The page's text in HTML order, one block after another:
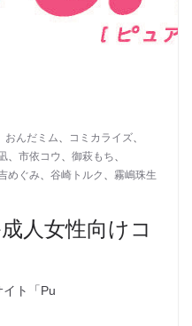
おんだミム コミカライズ
市依コウ 御萩もち
めぐみ 谷崎トルク
霧嶋珠生
人女性向けコ
ト「Pu